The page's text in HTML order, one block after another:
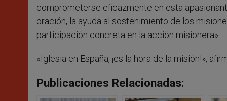
comprometerse eficazmente en esta
oración, la ayuda al sostenimiento de los
participación concreta en la acción misionera».
«Iglesia en España, ¡es la hora de la misión!»,
Publicaciones Relacionadas: